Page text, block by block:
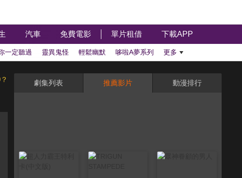
汽車 免費電影 單片租借 下載APP
一定聽過 靈異鬼怪 輕鬆幽默 哆啦A夢系列 更多
劇集列表 推薦影片 動漫排行